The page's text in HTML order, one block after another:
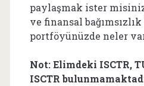
paylaşmak ister
ve finansal
portföyünüzde neler
Not: Elimdeki ISCTR,
ISCTR